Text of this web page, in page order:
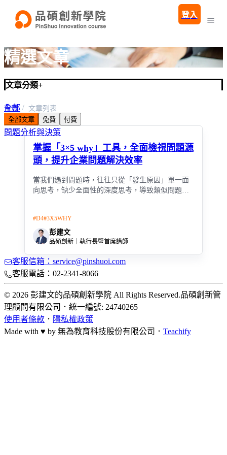
登入
精選文章
文章分類+
全部
企業培訓學程
問題分析與決策
首頁
文章列表
全部文章
免費 付費
掌握「3×5 why」工具，全面檢視問題源
頭，提升企業問題解決效率
當我們遇到問題時，往往只從「發生原因」單一面
向思考，缺少全面性的深度思考，導致類似問題不
#D4#3X5WHY
彭建文
品碩創新｜執行長暨首席講師
客服信箱：service@pinshuoi.com
客服電話：02-2341-8066
© 2026 彭建文的品碩創新學院 All Rights Reserved.品碩創新管
理顧問有限公司 ． 統一編號: 24740265
使用者條款 ． 隱私權政策
Made with ♥ by 無為教育科技股份有限公司． Teachify